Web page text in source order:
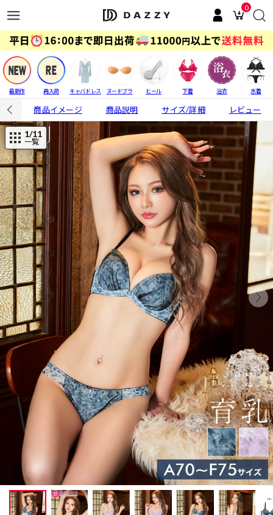
0
最新作 再入荷 キャバドレス ヌードブラ ヒール 下着 浴衣 水着
商品イメージ 商品説明 サイズ/詳細 レビュー
1/11
一覧